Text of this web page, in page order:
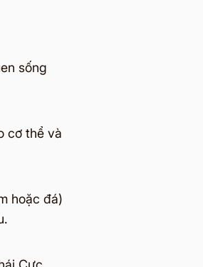
sống
cơ thể và
hoặc đá)